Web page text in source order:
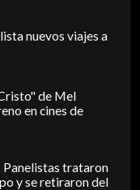
nuevos viajes a
de Mel
en cines de
Panelistas trataron
y se retiraron del